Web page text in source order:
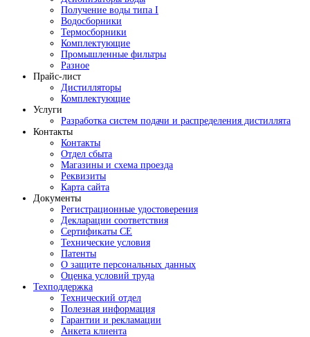
Получение воды типа I
Водосборники
Термосборники
Комплектующие
Промышленные фильтры
Разное
Прайс-лист
Дистилляторы
Комплектующие
Услуги
Разработка систем подачи и распределения дистиллята
Контакты
Контакты
Отдел сбыта
Магазины и схема проезда
Реквизиты
Карта сайта
Документы
Регистрационные удостоверения
Декларации соответствия
Сертификаты СЕ
Технические условия
Патенты
О защите персональных данных
Оценка условий труда
Техподдержка
Технический отдел
Полезная информация
Гарантии и рекламации
Анкета клиента